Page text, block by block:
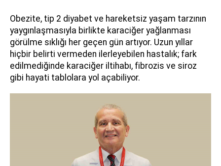
Obezite, tip 2 diyabet ve hareketsiz yaşam tarzının
yaygınlaşmasıyla birlikte karaciğer yağlanması
görülme sıklığı her geçen gün artıyor. Uzun yıllar
hiçbir belirti vermeden ilerleyebilen hastalık; fark
edilmediğinde karaciğer iltihabı, fibrozis ve siroz
gibi hayati tablolara yol açabiliyor.